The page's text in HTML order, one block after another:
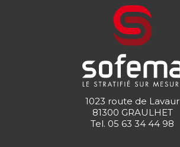
1023 route de Lavaur
81300 GRAULHET
Tel. 05 63 34 44 98